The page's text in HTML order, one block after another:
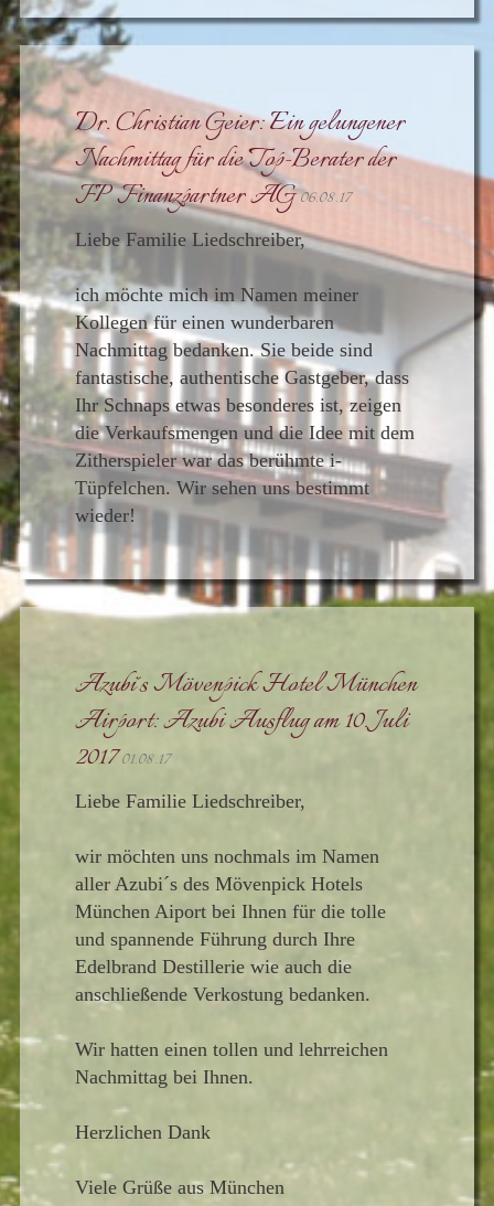
Dr. Christian Geier: Ein gelungener
Nachmittag für die Top-Berater der
FP Finanzpartner AG06.08.17
Liebe Familie Liedschreiber,
ich möchte mich im Namen meiner
Kollegen für einen wunderbaren
Nachmittag bedanken. Sie beide sind
fantastische, authentische Gastgeber, dass
Ihr Schnaps etwas besonderes ist, zeigen
die Verkaufsmengen und die Idee mit dem
Zitherspieler war das berühmte i-
Tüpfelchen. Wir sehen uns bestimmt
wieder!
Azubi´s Mövenpick Hotel München
Airport: Azubi Ausflug am 10. Juli
201701.08.17
Liebe Familie Liedschreiber,
wir möchten uns nochmals im Namen
aller Azubi´s des Mövenpick Hotels
München Aiport bei Ihnen für die tolle
und spannende Führung durch Ihre
Edelbrand Destillerie wie auch die
anschließende Verkostung bedanken.
Wir hatten einen tollen und lehrreichen
Nachmittag bei Ihnen.
Herzlichen Dank
Viele Grüße aus München